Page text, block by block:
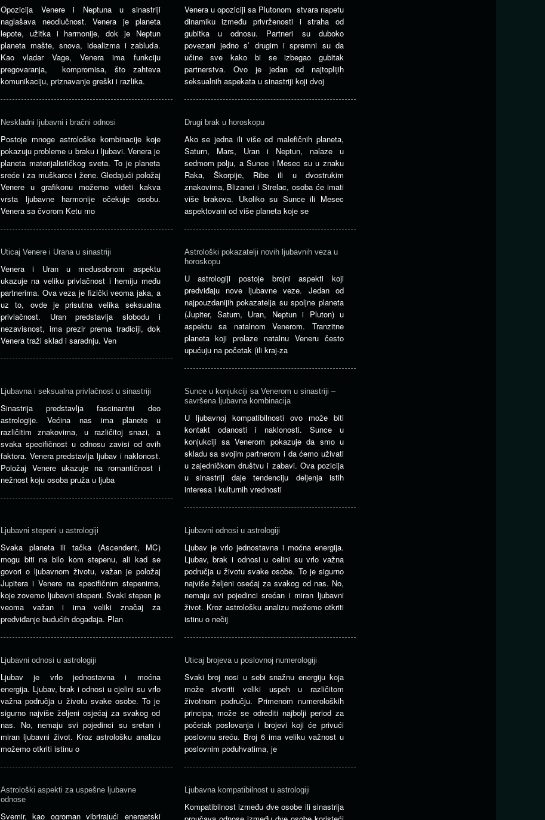
Opozicija Venere i Neptuna u sinastriji
naglašava neodlučnost. Venera je planeta
lepote, užitka i harmonije, dok je Neptun
planeta mašte, snova, idealizma i zabluda.
Kao vladar Vage, Venera ima funkciju
pregovaranja, kompromisa, što zahteva
komunikaciju, priznavanje greški i razlika.
Venera u opoziciji sa Plutonom stvara napetu
dinamiku između privrženosti i straha od
gubitka u odnosu. Partneri su duboko
povezani jedno s’ drugim i spremni su da
učine sve kako bi se izbegao gubitak
partnerstva. Ovo je jedan od najtoplijih
seksualnih aspekata u sinastriji koji dvoj
Neskladni ljubavni i bračni odnosi
Postoje mnoge astrološke kombinacije koje
pokazuju probleme u braku i ljubavi. Venera je
planeta materijalističkog sveta. To je planeta
sreće i za muškarce i žene. Gledajući položaj
Venere u grafikonu možemo videti kakva
vrsta ljubavne harmonije očekuje osobu.
Venera sa čvorom Ketu mo
Drugi brak u horoskopu
Ako se jedna ili više od malefičnih planeta,
Saturn, Mars, Uran i Neptun, nalaze u
sedmom polju, a Sunce i Mesec su u znaku
Raka, Škorpije, Ribe ili u dvostrukim
znakovima, Blizanci i Strelac, osoba će imati
više brakova. Ukoliko su Sunce ili Mesec
aspektovani od više planeta koje se
Uticaj Venere i Urana u sinastriji
Venera i Uran u međusobnom aspektu
ukazuje na veliku privlačnost i hemiju među
partnerima. Ova veza je fizički veoma jaka, a
uz to, ovde je prisutna velika seksualna
privlačnost. Uran predstavlja slobodu i
nezavisnost, ima prezir prema tradiciji, dok
Venera traži sklad i saradnju. Ven
Astrološki pokazatelji novih ljubavnih veza u
horoskopu
U astrologiji postoje brojni aspekti koji
predviđaju nove ljubavne veze. Jedan od
najpouzdanijih pokazatelja su spoljne planeta
(Jupiter, Saturn, Uran, Neptun i Pluton) u
aspektu sa natalnom Venerom. Tranzitne
planeta koji prolaze ​​natalnu Veneru često
upućuju na početak (ili kraj-za
Ljubavna i seksualna privlačnost u sinastriji
Sinastrija predstavlja fascinantni deo
astrologije. Većina nas ima planete u
različitim znakovima, u različitoj snazi, a
svaka specifičnost u odnosu zavisi od ovih
faktora. Venera predstavlja ljubav i naklonost.
Položaj Venere ukazuje na romantičnost i
nežnost koju osoba pruža u ljuba
Sunce u konjukciji sa Venerom u sinastriji –
savršena ljubavna kombinacija
U ljubavnoj kompatibilnosti ovo može biti
kontakt odanosti i naklonosti. Sunce u
konjukciji sa Venerom pokazuje da smo u
skladu sa svojim partnerom i da ćemo uživati
u zajedničkom društvu i zabavi. Ova pozicija
u sinastriji daje tendenciju deljenja istih
interesa i kulturnih vrednosti
Ljubavni stepeni u astrologiji
Svaka planeta ili tačka (Ascendent, MC)
mogu biti na bilo kom stepenu, ali kad se
govori o ljubavnom životu, važan je položaj
Jupitera i Venere na specifičnim stepenima,
koje zovemo ljubavni stepeni. Svaki stepen je
veoma važan i ima veliki značaj za
predviđanje budućih događaja. Plan
Ljubavni odnosi u astrologiji
Ljubav je vrlo jednostavna i moćna energija.
Ljubav, brak i odnosi u celini su vrlo važna
područja u životu svake osobe. To je sigurno
najviše željeni osećaj za svakog od nas. No,
nemaju svi pojedinci srećan i miran ljubavni
život. Kroz astrološku analizu možemo otkriti
istinu o nečij
Ljubavni odnosi u astrologiji
Ljubav je vrlo jednostavna i moćna
energija. Ljubav, brak i odnosi u cjelini su vrlo
važna područja u životu svake osobe. To je
sigurno najviše željeni osjećaj za svakog od
nas. No, nemaju svi pojedinci su sretan i
miran ljubavni život. Kroz astrološku analizu
možemo otkriti istinu o
Uticaj brojeva u poslovnoj numerologiji
Svaki broj nosi u sebi snažnu energiju koja
može stvoriti veliki uspeh u različitom
životnom području. Primenom numeroloških
principa, može se odrediti najbolji period za
početak poslovanja i brojevi koji će privući
poslovnu sreću. Broj 6 ima veliku važnost u
poslovnim poduhvatima, je
Astrološki aspekti za uspešne ljubavne
odnose
Svemir, kao ogroman vibrirajući energetski
Ljubavna kompatibilnost u astrologiji
Kompatibilnost između dve osobe ili sinastrija